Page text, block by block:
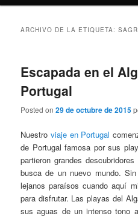
ARCHIVO DE LA ETIQUETA:
Escapada en el
Portugal
Posted on29 de octubre de 2015
Nuestro viaje en Portugal
de Portugal famosa por sus
partieron grandes
busca de un nuevo mundo.
lejanos paraísos cuando aquí
para disfrutar. Las playas del
sus aguas de un intenso tono